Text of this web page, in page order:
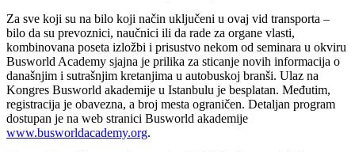
Za sve koji su na bilo koji način uključeni u ovaj vid transporta –
bilo da su prevoznici, naučnici ili da rade za organe vlasti,
kombinovana poseta izložbi i prisustvo nekom od seminara u okviru
Busworld Academy sjajna je prilika za sticanje novih informacija o
današnjim i sutrašnjim kretanjima u autobuskoj branši. Ulaz na
Kongres Busworld akademije u Istanbulu je besplatan. Međutim,
registracija je obavezna, a broj mesta ograničen. Detaljan program
dostupan je na web stranici Busworld akademije
www.busworldacademy.org.